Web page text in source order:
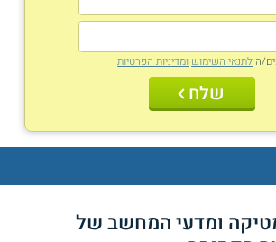
ה לתנאי השימוש ומדיניות הפרטיות
שלח
ומדעי המחשב של